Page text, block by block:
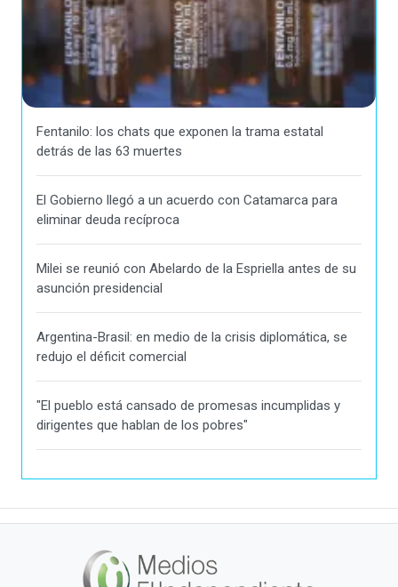
Fentanilo: los chats que exponen la trama estatal
detrás de las 63 muertes
El Gobierno llegó a un acuerdo con Catamarca para
eliminar deuda recíproca
Milei se reunió con Abelardo de la Espriella antes de su
asunción presidencial
Argentina-Brasil: en medio de la crisis diplomática, se
redujo el déficit comercial
"El pueblo está cansado de promesas incumplidas y
dirigentes que hablan de los pobres"